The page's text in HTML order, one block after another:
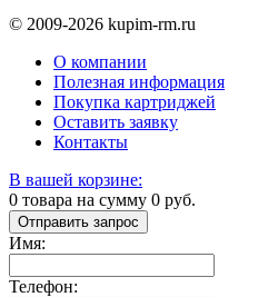
© 2009-2026 kupim-rm.ru
О компании
Полезная информация
Покупка картриджей
Оставить заявку
Контакты
В вашей корзине:
0 товара на сумму 0 руб.
Отправить запрос
Имя:
Телефон: